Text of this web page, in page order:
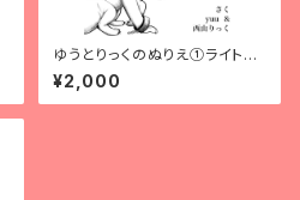
ゆうとりっくのぬりえ①ライトア
ンドダークネス 日本語紙版
¥2,000